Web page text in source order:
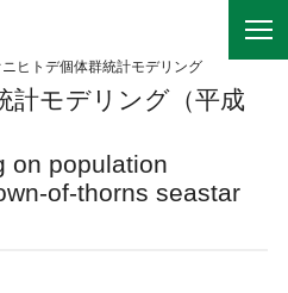
ニヒトデ個体群統計モデリング
計モデリング（平成
on population
of-thorns seastar